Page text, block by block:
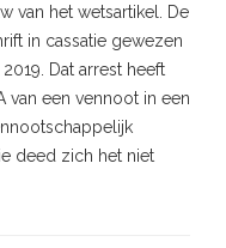
van het wetsartikel. De
in cassatie gewezen
Dat arrest heeft
van een vennoot in een
deed zich het niet